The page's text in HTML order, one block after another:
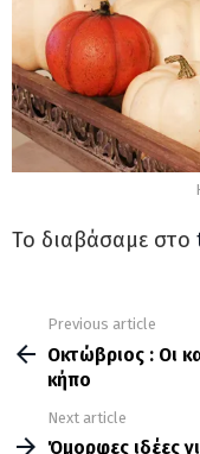
Το διαβάσαμε στο
more
Previous article
Οκτώβριος : Οι
κήπο
Next article
Όμορφες ιδέες